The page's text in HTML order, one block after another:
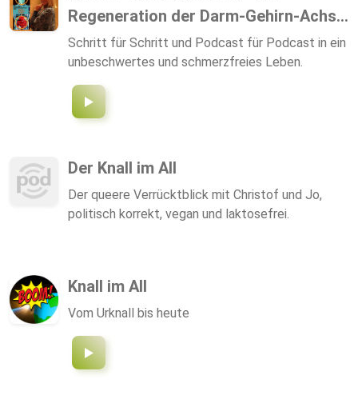
Regeneration der Darm-Gehirn-Achs...
Schritt für Schritt und Podcast für Podcast in ein
unbeschwertes und schmerzfreies Leben.
Der Knall im All
Der queere Verrücktblick mit Christof und Jo,
politisch korrekt, vegan und laktosefrei.
Knall im All
Vom Urknall bis heute